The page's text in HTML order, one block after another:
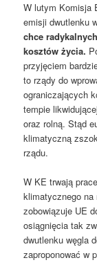
W lutym Komisja
emisji dwutlenku
chce
kosztów życia.
przyjęciem
to rządy do
ograniczających
tempie
oraz rolną. Stąd
klimatyczną
rządu.
W KE trwają
klimatycznego na
zobowiązuje UE
osiągnięcia tak
dwutlenku węgla
zaproponować w